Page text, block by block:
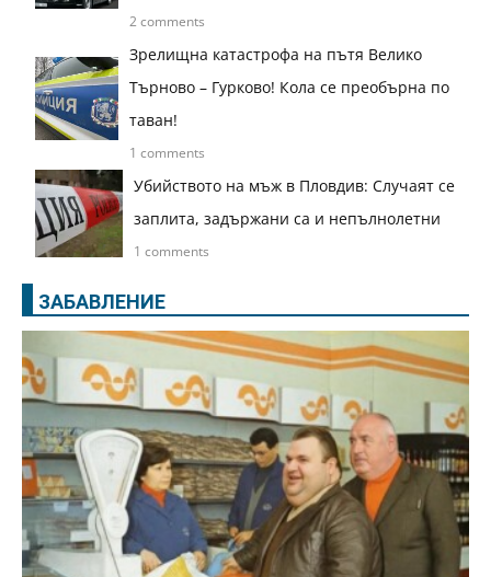
2 comments
Зрелищна катастрофа на пътя Велико
Търново – Гурково! Кола се преобърна по
таван!
1 comments
Убийството на мъж в Пловдив: Случаят се
заплита, задържани са и непълнолетни
1 comments
ЗАБАВЛЕНИЕ